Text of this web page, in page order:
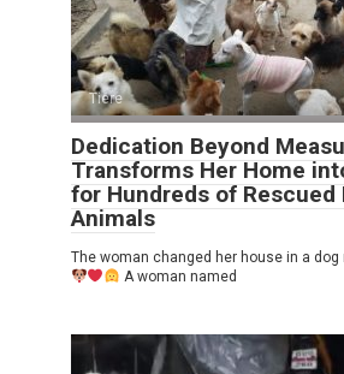
Tiere
Dedication Beyond
Transforms Her Home
for Hundreds of Rescued
Animals
The woman changed her house in a
A woman named